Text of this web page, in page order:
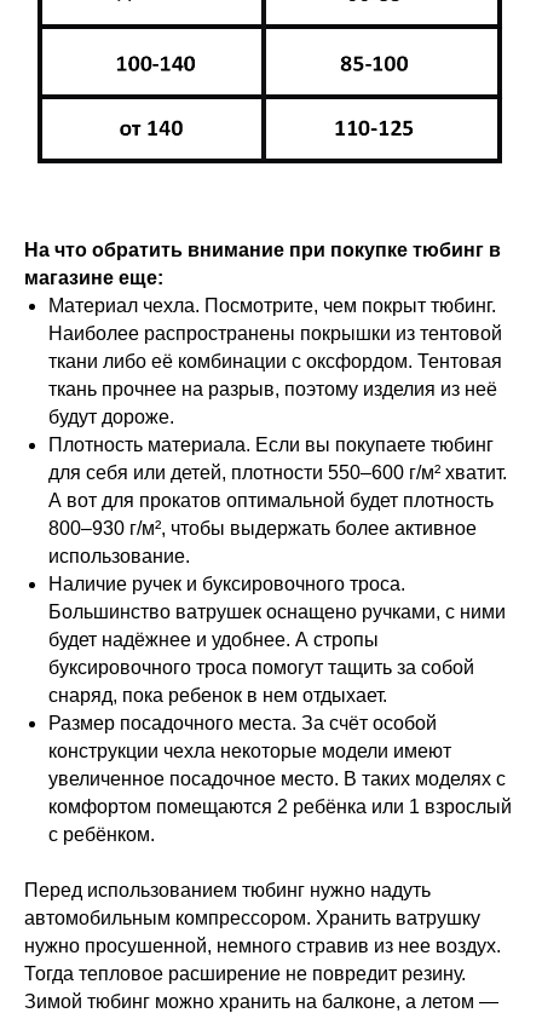
На что обратить внимание при покупке тюбинг в
магазине еще:
Материал чехла. Посмотрите, чем покрыт тюбинг.
Наиболее распространены покрышки из тентовой
ткани либо её комбинации с оксфордом. Тентовая
ткань прочнее на разрыв, поэтому изделия из неё
будут дороже.
Плотность материала. Если вы покупаете тюбинг
для себя или детей, плотности 550–600 г/м² хватит.
А вот для прокатов оптимальной будет плотность
800–930 г/м², чтобы выдержать более активное
использование.
Наличие ручек и буксировочного троса.
Большинство ватрушек оснащено ручками, с ними
будет надёжнее и удобнее. А стропы
буксировочного троса помогут тащить за собой
снаряд, пока ребенок в нем отдыхает.
Размер посадочного места. За счёт особой
конструкции чехла некоторые модели имеют
увеличенное посадочное место. В таких моделях с
комфортом помещаются 2 ребёнка или 1 взрослый
с ребёнком.
Перед использованием тюбинг нужно надуть
автомобильным компрессором. Хранить ватрушку
нужно просушенной, немного стравив из нее воздух.
Тогда тепловое расширение не повредит резину.
Зимой тюбинг можно хранить на балконе, а летом —